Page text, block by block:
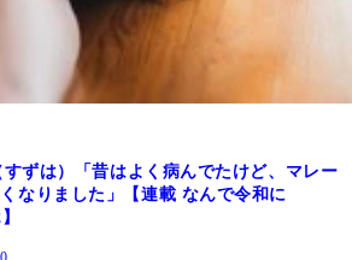
ずは）「昔はよく病んでたけど、マレー
なりました」【連載 なんで令和に